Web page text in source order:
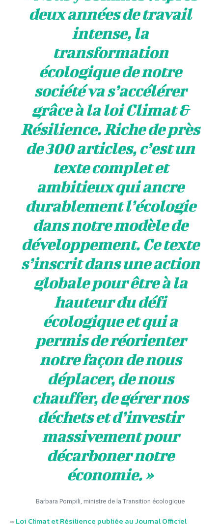
deux années de travail
intense, la
transformation
écologique de notre
société va s’accélérer
grâce à la loi Climat &
Résilience. Riche de près
de 300 articles, c’est un
texte complet et
ambitieux qui ancre
durablement l’écologie
dans notre modèle de
développement. Ce texte
s’inscrit dans une action
globale pour être à la
hauteur du défi
écologique et qui a
permis de réorienter
notre façon de nous
déplacer, de nous
chauffer, de gérer nos
déchets et d’investir
massivement pour
décarboner notre
économie.»
Barbara Pompili, ministre de la Transition écologique
– Loi Climat et Résilience publiée au Journal Officiel